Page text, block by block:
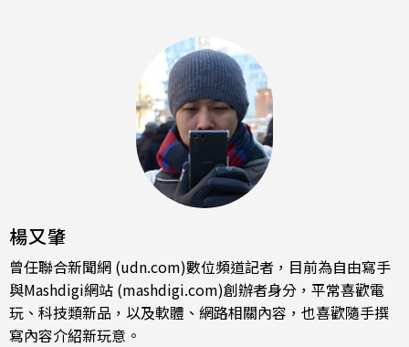
楊又肇
曾任聯合新聞網 (udn.com)數位頻道記者，目前為自由寫手
與Mashdigi網站 (mashdigi.com)創辦者身分，平常喜歡電
玩、科技類新品，以及軟體、網路相關內容，也喜歡隨手撰
寫內容介紹新玩意。